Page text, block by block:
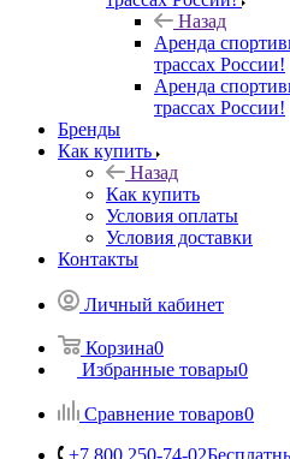
Назад
Аренда
трассах России!
Аренда
трассах России!
Бренды
Как купить
Назад
Как купить
Условия оплаты
Условия доставки
Контакты
Личный кабинет
Корзина0
Избранные товары0
Сравнение товаров0
+7 800 250-74-02